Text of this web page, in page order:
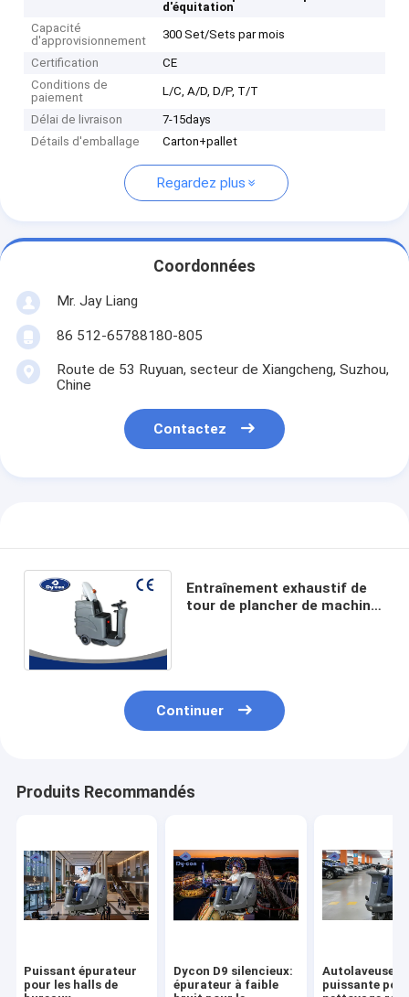
d'équitation
Capacité
d'approvisionnement
300 Set/Sets par mois
Certification
CE
Conditions de
paiement
L/C, A/D, D/P, T/T
Délai de livraison
7-15days
Détails d'emballage
Carton+pallet
Regardez plus
Coordonnées
Mr. Jay Liang
86 512-65788180-805
Route de 53 Ruyuan, secteur de Xiangcheng, Suzhou,
Chine
Contactez
Entraînement exhaustif de
tour de plancher de machine
Continuer
Produits Recommandés
Puissant épurateur
pour les halls de
Dycon D9 silencieux:
épurateur à faible
Autolaveuse
puissante